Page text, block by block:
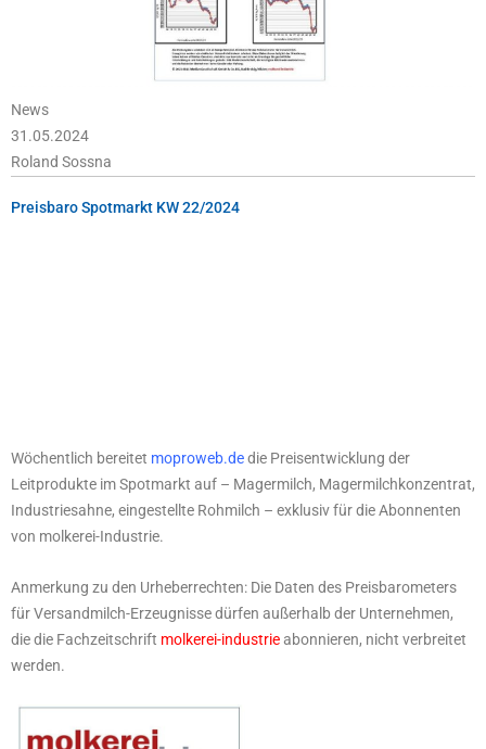
News
31.05.2024
Roland Sossna
Preisbaro Spotmarkt KW 22/2024
Wöchentlich bereitet moproweb.dedie Preisentwicklung der
Leitprodukte im Spotmarkt auf – Magermilch, Magermilchkonzentrat,
Industriesahne, eingestellte Rohmilch – exklusiv für die Abonnenten
von molkerei-Industrie.
Anmerkung zu den Urheberrechten: Die Daten des Preisbarometers
für Versandmilch-Erzeugnisse dürfen außerhalb der Unternehmen,
die die Fachzeitschrift molkerei-industrieabonnieren, nicht verbreitet
werden.